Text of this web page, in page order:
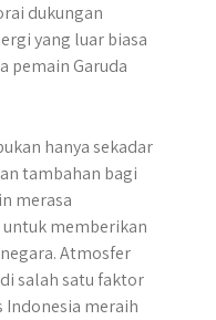
dukungan
yang luar biasa
pemain Garuda
hanya sekadar
tambahan bagi
merasa
memberikan
Atmosfer
salah satu faktor
Indonesia meraih